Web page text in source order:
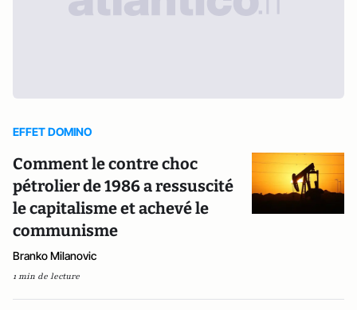
EFFET DOMINO
Comment le contre choc
pétrolier de 1986 a ressuscité
le capitalisme et achevé le
communisme
Branko Milanovic
1 min de lecture